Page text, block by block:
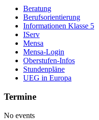
Beratung
Berufsorientierung
Informationen Klasse 5
IServ
Mensa
Mensa-Login
Oberstufen-Infos
Stundenpläne
UEG in Europa
Termine
No events